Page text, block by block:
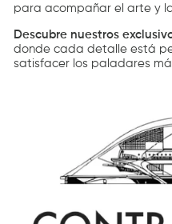
para acompañar el arte y
Descubre nuestros
donde cada detalle está
satisfacer los paladares